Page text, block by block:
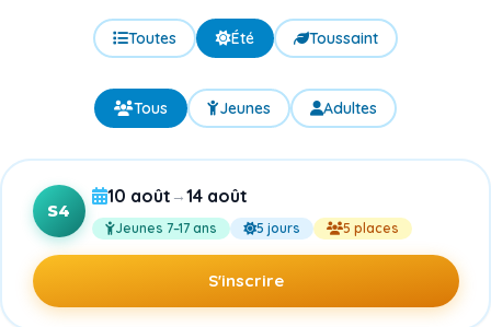
Toutes Été Toussaint
Tous Jeunes Adultes
S4
10 août →14 août
Jeunes 7–17 ans 5 jours 5 places
S'inscrire